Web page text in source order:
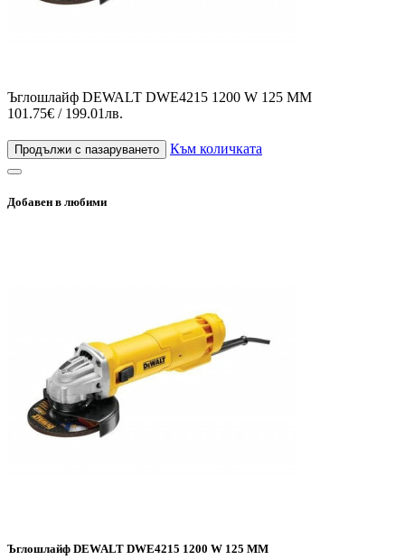
Ъглошлайф DEWALT DWE4215 1200 W 125 ММ
101.75€ / 199.01лв.
Продължи с пазаруването Към количката
Добавен в любими
Ъглошлайф DEWALT DWE4215 1200 W 125 ММ